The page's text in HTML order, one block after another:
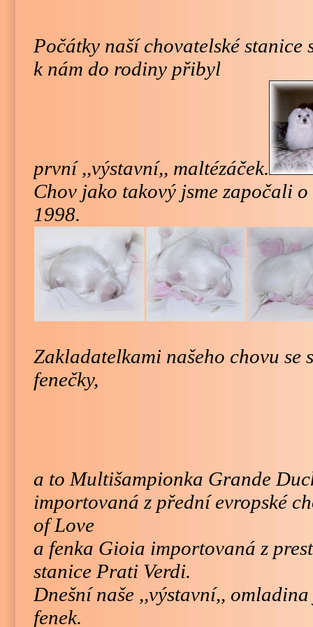
Počátky naší chovatelské
k nám do rodiny přibyl
první ,,výstavní,, maltézáček.
Chov jako takový jsme započali
1998.
Zakladatelkami našeho chovu se
fenečky,
a to Multišampionka Grande
importovaná z přední evropské
of Love
a fenka Gioia importovaná z
stanice Prati Verdi.
Dnešní naše ,,výstavní,,
fenek.